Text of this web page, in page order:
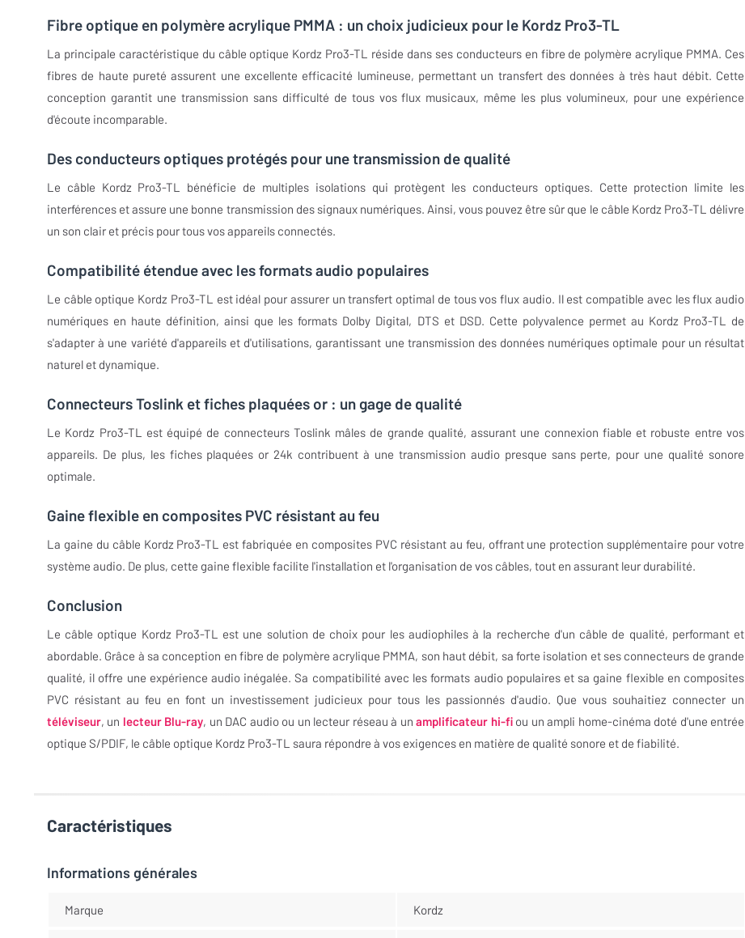
Fibre optique en polymère acrylique PMMA : un choix judicieux pour le Kordz Pro3-TL
La principale caractéristique du câble optique Kordz Pro3-TL réside dans ses conducteurs en fibre de polymère acrylique PMMA. Ces
fibres de haute pureté assurent une excellente efficacité lumineuse, permettant un transfert des données à très haut débit. Cette
conception garantit une transmission sans difficulté de tous vos flux musicaux, même les plus volumineux, pour une expérience
d'écoute incomparable.
Des conducteurs optiques protégés pour une transmission de qualité
Le câble Kordz Pro3-TL bénéficie de multiples isolations qui protègent les conducteurs optiques. Cette protection limite les
interférences et assure une bonne transmission des signaux numériques. Ainsi, vous pouvez être sûr que le câble Kordz Pro3-TL délivre
un son clair et précis pour tous vos appareils connectés.
Compatibilité étendue avec les formats audio populaires
Le câble optique Kordz Pro3-TL est idéal pour assurer un transfert optimal de tous vos flux audio. Il est compatible avec les flux audio
numériques en haute définition, ainsi que les formats Dolby Digital, DTS et DSD. Cette polyvalence permet au Kordz Pro3-TL de
s'adapter à une variété d'appareils et d'utilisations, garantissant une transmission des données numériques optimale pour un résultat
naturel et dynamique.
Connecteurs Toslink et fiches plaquées or : un gage de qualité
Le Kordz Pro3-TL est équipé de connecteurs Toslink mâles de grande qualité, assurant une connexion fiable et robuste entre vos
appareils. De plus, les fiches plaquées or 24k contribuent à une transmission audio presque sans perte, pour une qualité sonore
optimale.
Gaine flexible en composites PVC résistant au feu
La gaine du câble Kordz Pro3-TL est fabriquée en composites PVC résistant au feu, offrant une protection supplémentaire pour votre
système audio. De plus, cette gaine flexible facilite l'installation et l'organisation de vos câbles, tout en assurant leur durabilité.
Conclusion
Le câble optique Kordz Pro3-TL est une solution de choix pour les audiophiles à la recherche d'un câble de qualité, performant et
abordable. Grâce à sa conception en fibre de polymère acrylique PMMA, son haut débit, sa forte isolation et ses connecteurs de grande
qualité, il offre une expérience audio inégalée. Sa compatibilité avec les formats audio populaires et sa gaine flexible en composites
PVC résistant au feu en font un investissement judicieux pour tous les passionnés d'audio. Que vous souhaitiez connecter un
téléviseur, un lecteur Blu-ray, un DAC audio ou un lecteur réseau à unamplificateur hi-fiou un ampli home-cinéma doté d'une entrée
optique S/PDIF, le câble optique Kordz Pro3-TL saura répondre à vos exigences en matière de qualité sonore et de fiabilité.
Caractéristiques
Informations générales
Marque Kordz